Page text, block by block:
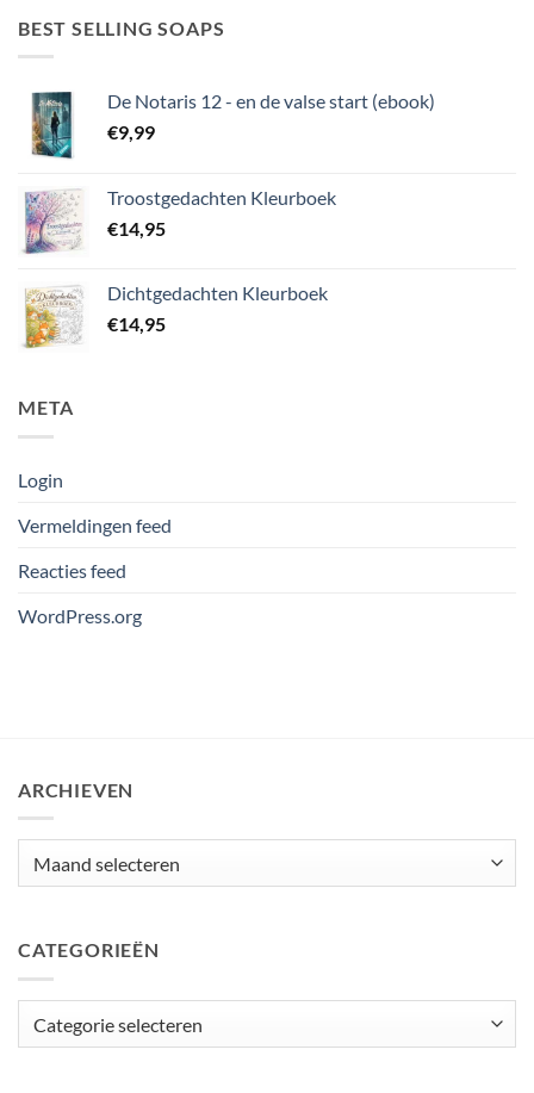
BEST SELLING SOAPS
De Notaris 12 - en de valse start (ebook)
€9,99
Troostgedachten Kleurboek
€14,95
Dichtgedachten Kleurboek
€14,95
META
Login
Vermeldingen feed
Reacties feed
WordPress.org
ARCHIEVEN
CATEGORIEËN